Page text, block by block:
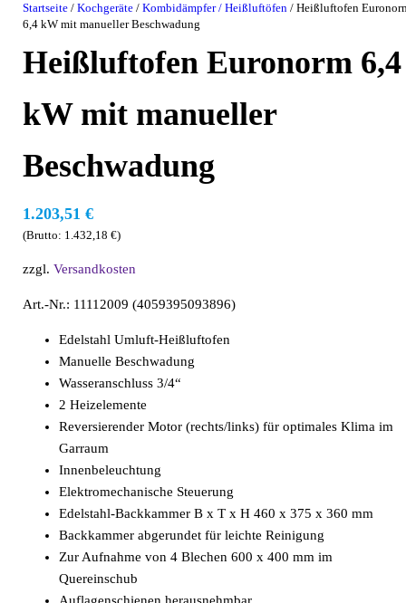
Startseite /Kochgeräte /Kombidämpfer / Heißluftöfen / Heißluftofen
6,4 kW mit manueller Beschwadung
Heißluftofen Euronorm 6,4
kW mit manueller
Beschwadung
1.203,51€
(Brutto: 1.432,18€)
zzgl.Versandkosten
Art.-Nr.: 11112009 (4059395093896)
Edelstahl Umluft-Heißluftofen
Manuelle Beschwadung
Wasseranschluss 3/4“
2 Heizelemente
Reversierender Motor (rechts/links) für optimales Klima im
Garraum
Innenbeleuchtung
Elektromechanische Steuerung
Edelstahl-Backkammer B x T x H 460 x 375 x 360 mm
Backkammer abgerundet für leichte Reinigung
Zur Aufnahme von 4 Blechen 600 x 400 mm im
Quereinschub